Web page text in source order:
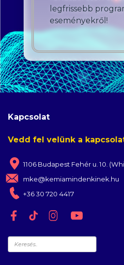
legfrissebb
eseményekről!
Kapcsolat
Vedd fel velünk a
1106 Budapest Fehér u. 10.
mke@kemiamindenkinek.hu
+36 30 720 4417
Keresés